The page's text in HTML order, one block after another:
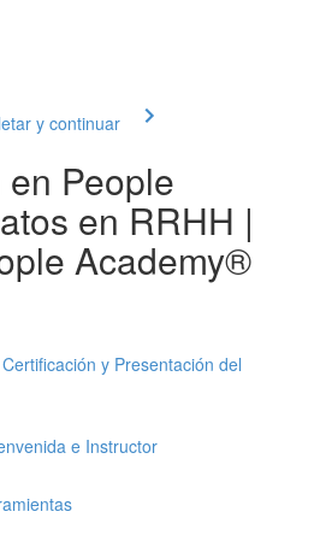
y continuar
People
en RRHH |
Academy®
y Presentación del
e Instructor